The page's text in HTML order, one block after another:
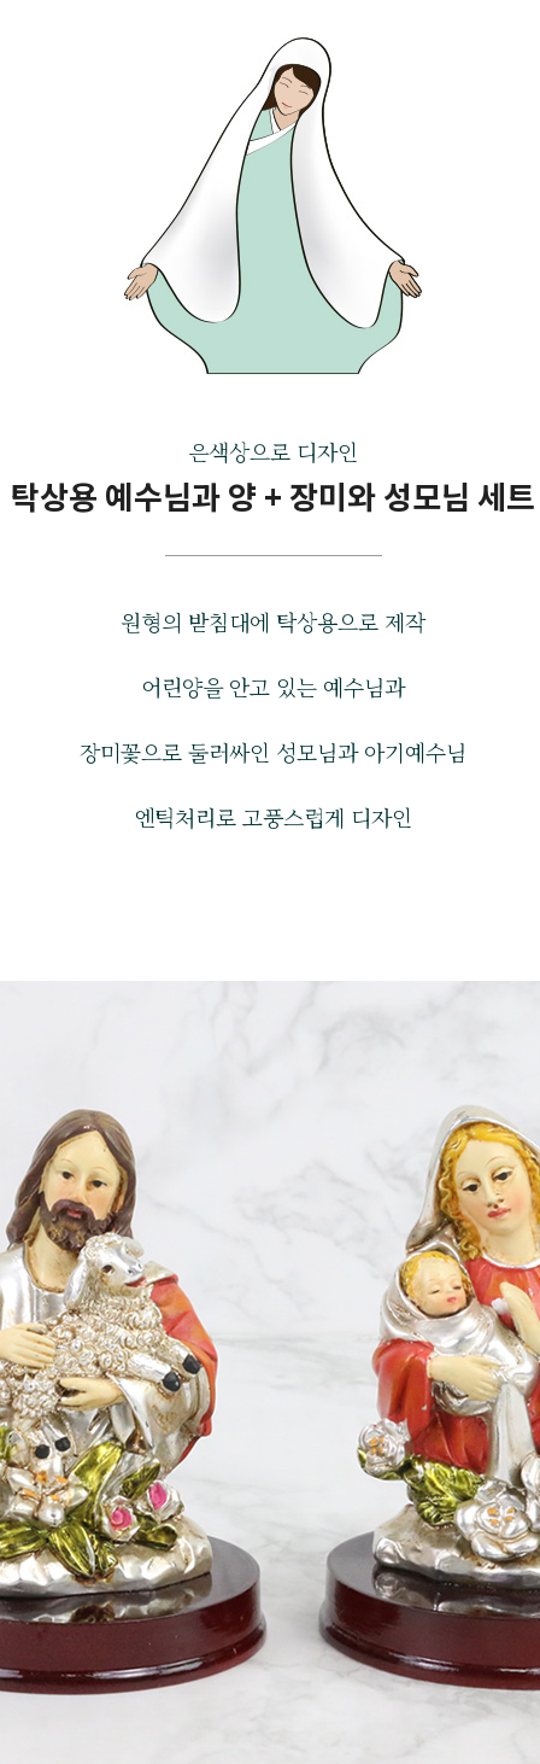
은색상으로 디자인
탁상용 예수님과 양 + 장미와 성모님 세트
원형의 받침대에 탁상용으로 제작
어린양을 안고 있는 예수님과
장미꽃으로 둘러싸인 성모님과 아기예수님
엔틱처리로 고풍스럽게 디자인